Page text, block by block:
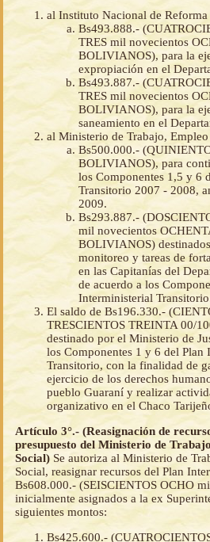
al Instituto Nacional de
Bs493.888.-
TRES mil novecientos
BOLIVIANOS), para la
expropiación en el
Bs493.887.-
TRES mil novecientos
BOLIVIANOS), para la
saneamiento en el
al Ministerio de Trabajo,
Bs500.000.-
BOLIVIANOS), para
los Componentes 1,5 y 6
Transitorio 2007 - 2008,
2009.
Bs293.887.-
mil novecientos
BOLIVIANOS)
monitoreo y tareas de
en las Capitanías del
de acuerdo a los
Interministerial
El saldo de Bs196.330.-
TRESCIENTOS TREINTA 00/
destinado por el Ministerio de
los Componentes 1 y 6 del Plan
Transitorio, con la finalidad de
ejercicio de los derechos
pueblo Guaraní y realizar
organizativo en el Chaco
Artículo 3°.- (Reasignación de
presupuesto del Ministerio de
Social) Se autoriza al Ministerio de
Social, reasignar recursos del Plan
Bs608.000.- (SEISCIENTOS OCHO
inicialmente asignados a la ex
siguientes montos:
Bs425.600.-